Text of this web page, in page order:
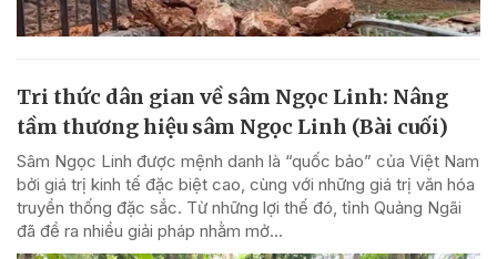
Tri thức dân gian về sâm Ngọc Linh: Nâng
tầm thương hiệu sâm Ngọc Linh (Bài cuối)
Sâm Ngọc Linh được mệnh danh là “quốc bảo” của Việt Nam
bởi giá trị kinh tế đặc biệt cao, cùng với những giá trị văn hóa
truyền thống đặc sắc. Từ những lợi thế đó, tỉnh Quảng Ngãi
đã đề ra nhiều giải pháp nhằm mở...